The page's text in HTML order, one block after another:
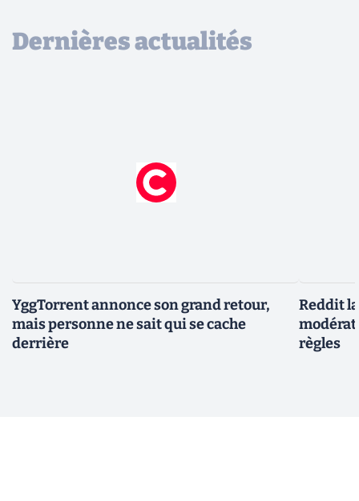
Dernières actualités
YggTorrent annonce son grand retour,
mais personne ne sait qui se cache
derrière
Reddit
règles